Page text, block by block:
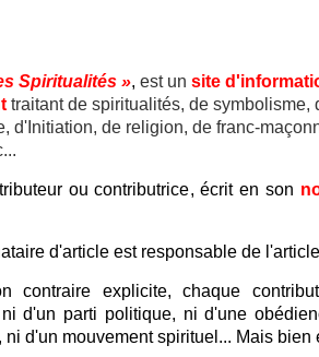
Spiritualités », est un site
traitant de spiritualités, de symbolisme,
d'Initiation, de religion, de franc-
ou contributrice, écrit en son
d'article est responsable de
contraire explicite, chaque
d'un parti politique, ni d'une
ni d'un mouvement spirituel... Mais bien